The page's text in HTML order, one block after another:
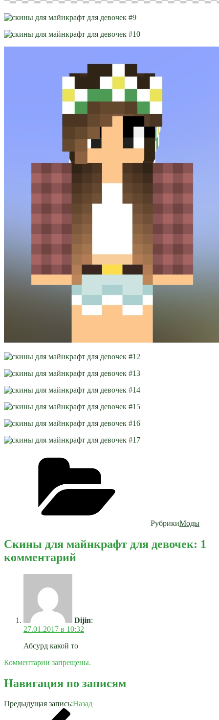
РубрикиМоды
Скины для майнкрафт для девочек: 1
комментарий
Dijin:
27.01.2017 в 10:32
Абсурд какой то
Комментарии запрещены.
Навигация по записям
Предыдущая запись:Назад